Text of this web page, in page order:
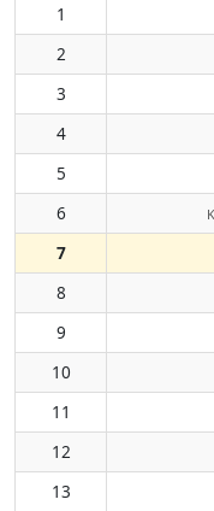
1
2
3
4
5
6
7
8
9
10
11
12
13